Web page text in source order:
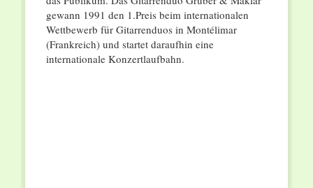
gewann 1991 den 1.Preis beim internationalen
Wettbewerb für Gitarrenduos in Montélimar
(Frankreich) und startet daraufhin eine
internationale Konzertlaufbahn.